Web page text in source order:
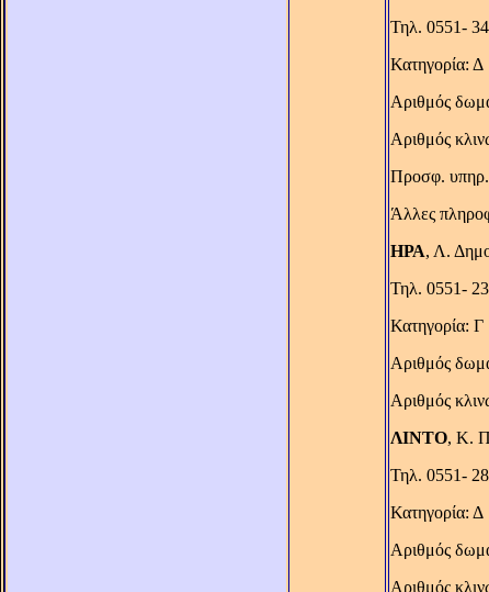
Τηλ. 0551-
Κατηγορία: Δ
Αριθμός
Αριθμός
Προσφ.
Άλλες
ΗΡΑ, Λ.
Τηλ. 0551-
Κατηγορία: Γ
Αριθμός
Αριθμός
ΛΙΝΤΟ, Κ.
Τηλ. 0551-
Κατηγορία: Δ
Αριθμός
Αριθμός